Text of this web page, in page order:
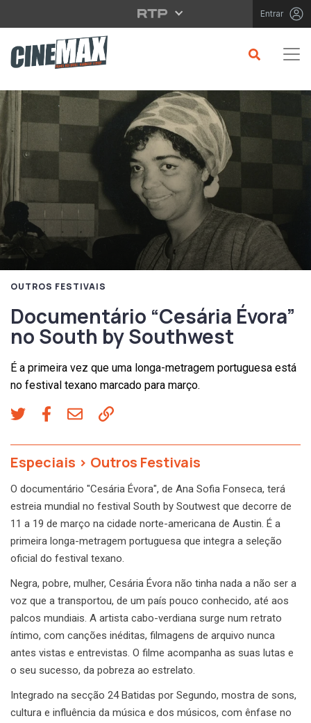
Saltar para o conteúdo principal Entrar
OUTROS FESTIVAIS
Documentário “Cesária Évora”
no South by Southwest
É a primeira vez que uma longa-metragem portuguesa está
no festival texano marcado para março.
Especiais > Outros Festivais
O documentário "Cesária Évora", de Ana Sofia Fonseca, terá
estreia mundial no festival South by Soutwest que decorre de
11 a 19 de março na cidade norte-americana de Austin. É a
primeira longa-metragem portuguesa que integra a seleção
oficial do festival texano.
Negra, pobre, mulher, Cesária Évora não tinha nada a não ser a
voz que a transportou, de um país pouco conhecido, até aos
palcos mundiais. A artista cabo-verdiana surge num retrato
íntimo, com canções inéditas, filmagens de arquivo nunca
antes vistas e entrevistas. O filme acompanha as suas lutas e
o seu sucesso, da pobreza ao estrelato.
Integrado na secção 24 Batidas por Segundo, mostra de sons,
cultura e influência da música e dos músicos, com ênfase no